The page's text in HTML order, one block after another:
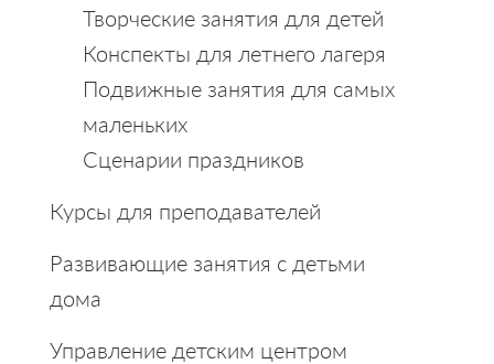
Творческие занятия для детей
Конспекты для летнего лагеря
Подвижные занятия для самых
маленьких
Сценарии праздников
Курсы для преподавателей
Развивающие занятия с детьми
дома
Управление детским центром